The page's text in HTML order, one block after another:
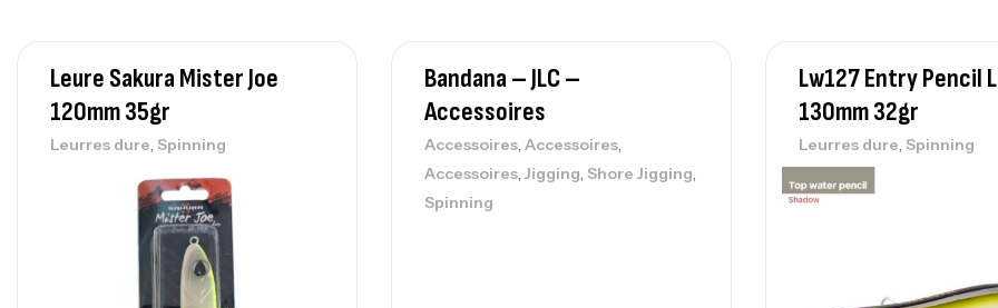
Leure Sakura Mister Joe
120mm 35gr
Leurres dure, Spinning
Bandana – JLC –
Accessoires
Accessoires, Accessoires,
Accessoires, Jigging, Shore Jigging,
Spinning
Lw127 Entry Pencil
130mm 32gr
Leurres dure, Spinning